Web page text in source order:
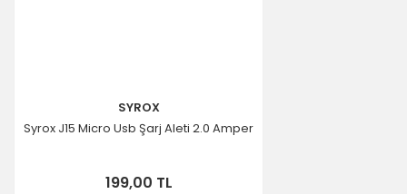
SYROX
Syrox J15 Micro Usb Şarj Aleti 2.0 Amper
199,00 TL